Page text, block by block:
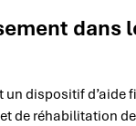
dans
dispositif d’aide
de réhabilitation